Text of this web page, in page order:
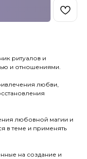
ритуалов и
и отношениями.
любви,
любовной магии и
в теме и применять
на создание и